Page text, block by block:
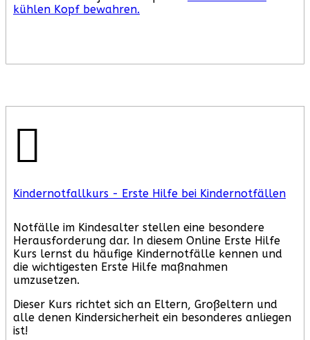
kühlen Kopf bewahren.
Kindernotfallkurs - Erste Hilfe bei Kindernotfällen
Notfälle im Kindesalter stellen eine besondere
Herausforderung dar. In diesem Online Erste Hilfe
Kurs lernst du häufige Kindernotfälle kennen und
die wichtigesten Erste Hilfe maßnahmen
umzusetzen.
Dieser Kurs richtet sich an Eltern, Großeltern und
alle denen Kindersicherheit ein besonderes anliegen
ist!